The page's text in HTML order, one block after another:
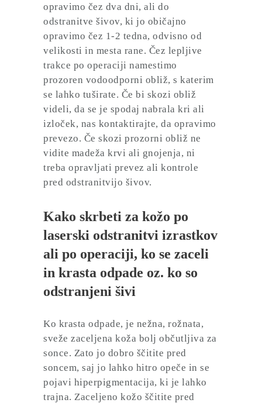
opravimo čez dva dni, ali do
odstranitve šivov, ki jo običajno
opravimo čez 1-2 tedna, odvisno od
velikosti in mesta rane. Čez lepljive
trakce po operaciji namestimo
prozoren vodoodporni obliž, s katerim
se lahko tuširate. Če bi skozi obliž
videli, da se je spodaj nabrala kri ali
izloček, nas kontaktirajte, da opravimo
prevezo. Če skozi prozorni obliž ne
vidite madeža krvi ali gnojenja, ni
treba opravljati prevez ali kontrole
pred odstranitvijo šivov.
Kako skrbeti za kožo po
laserski odstranitvi izrastkov
ali po operaciji, ko se zaceli
in krasta odpade oz. ko so
odstranjeni šivi
Ko krasta odpade, je nežna, rožnata,
sveže zaceljena koža bolj občutljiva za
sonce. Zato jo dobro ščitite pred
soncem, saj jo lahko hitro opeče in se
pojavi hiperpigmentacija, ki je lahko
trajna. Zaceljeno kožo ščitite pred